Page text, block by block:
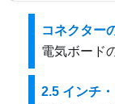
コネクター
電気ボード
2.5 インチ